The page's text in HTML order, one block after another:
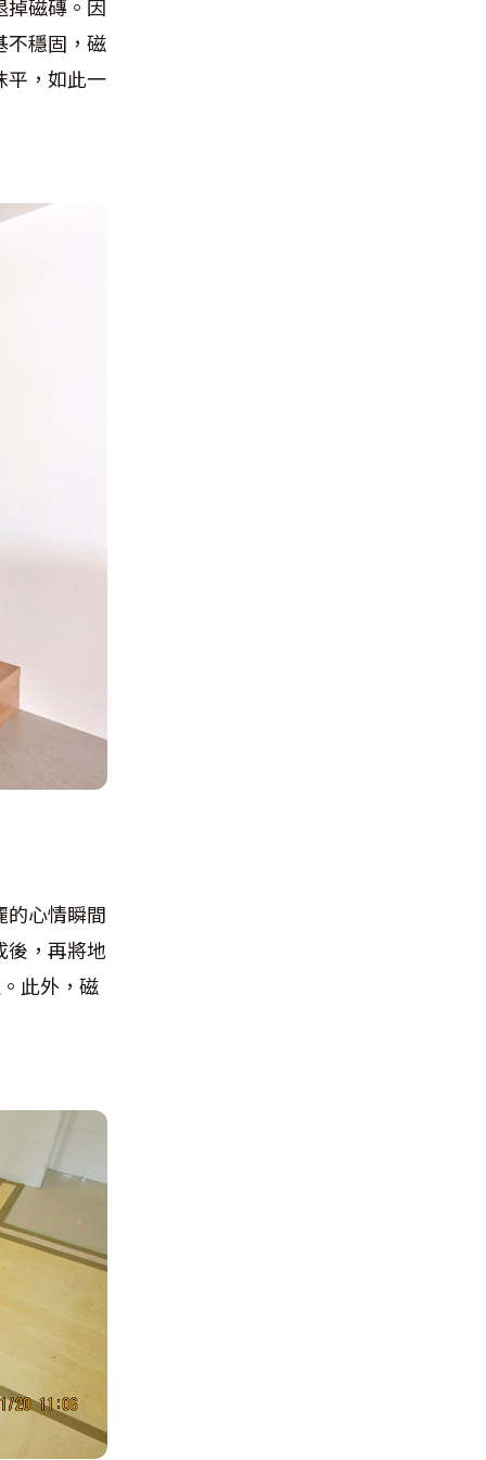
掉磁磚。因
不穩固，磁
平，如此一
的心情瞬間
後，再將地
此外，磁